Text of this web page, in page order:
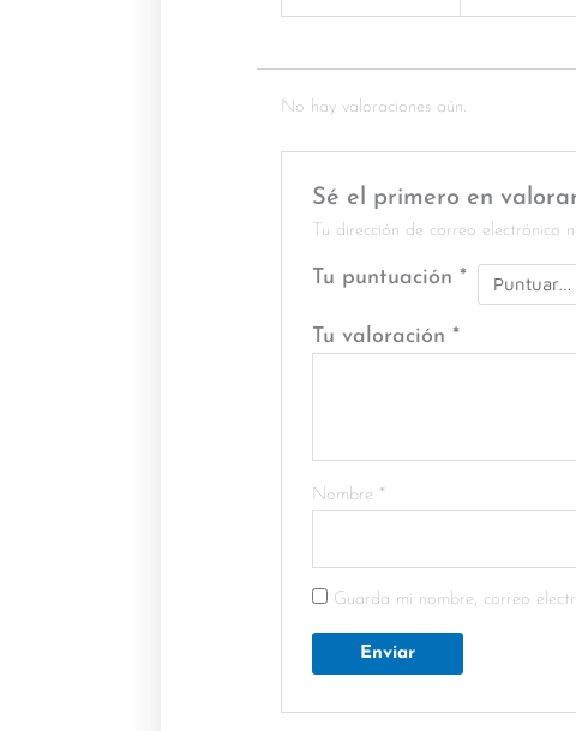
No hay valoraciones aún.
Sé el primero en
Tu dirección de correo electrónico
Tu puntuación*
Tu valoración*
Nombre *
Guarda mi nombre, correo